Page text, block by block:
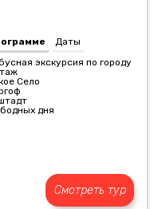
Даты
экскурсия по городу
Село
дня
Смотреть тур